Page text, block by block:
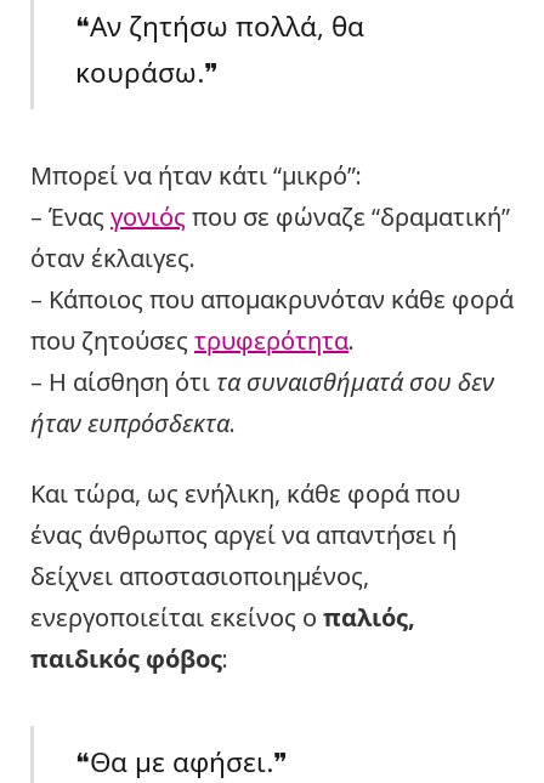
❝Αν ζητήσω πολλά, θα
κουράσω.❞
Μπορεί να ήταν κάτι “μικρό”:
– Ένας γονιός που σε φώναζε “δραματική”
όταν έκλαιγες.
– Κάποιος που απομακρυνόταν κάθε φορά
που ζητούσες τρυφερότητα.
– Η αίσθηση ότι τα συναισθήματά σου δεν
ήταν ευπρόσδεκτα.
Και τώρα, ως ενήλικη, κάθε φορά που
ένας άνθρωπος αργεί να απαντήσει ή
δείχνει αποστασιοποιημένος,
ενεργοποιείται εκείνος ο παλιός,
παιδικός φόβος:
❝Θα με αφήσει.❞